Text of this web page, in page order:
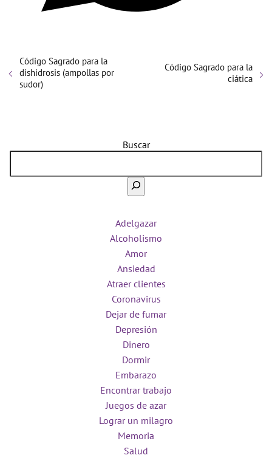
Código Sagrado para la
dishidrosis (ampollas por
sudor)
Código Sagrado para la
ciática
Buscar
Adelgazar
Alcoholismo
Amor
Ansiedad
Atraer clientes
Coronavirus
Dejar de fumar
Depresión
Dinero
Dormir
Embarazo
Encontrar trabajo
Juegos de azar
Lograr un milagro
Memoria
Salud